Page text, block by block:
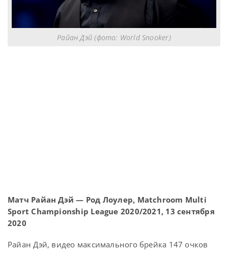
Райан Дэй (фото: World Snooker)
Матч Райан Дэй — Род Лоулер, Matchroom Multi
Sport Championship League 2020/2021, 13 сентября
2020
Райан Дэй, видео максимального брейка 147 очков